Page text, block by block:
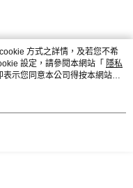
方式之詳情，及若您不希
設定，請參閱本網站「 隱私
示您同意本公司得按本網站使